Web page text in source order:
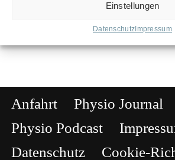
Einstellungen
Datenschutz Impressum
Anfahrt
Physio Journal
Physio Podcast
Datenschutz
Cookie-